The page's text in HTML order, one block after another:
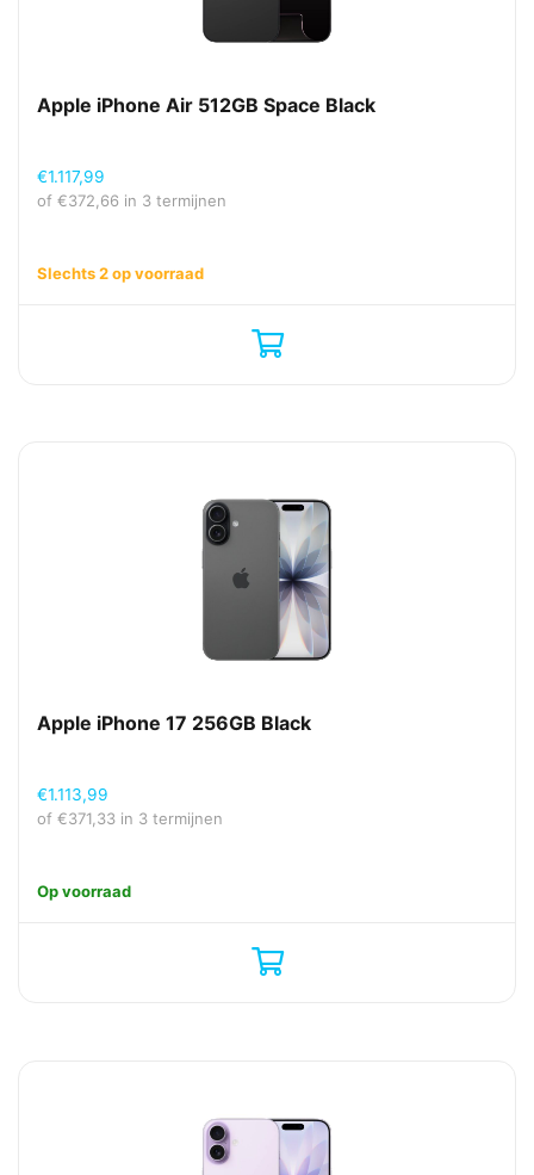
Apple iPhone Air 512GB Space Black
€1.117,99
of €372,66 in 3 termijnen
Slechts 2 op voorraad
Apple iPhone 17 256GB Black
€1.113,99
of €371,33 in 3 termijnen
Op voorraad